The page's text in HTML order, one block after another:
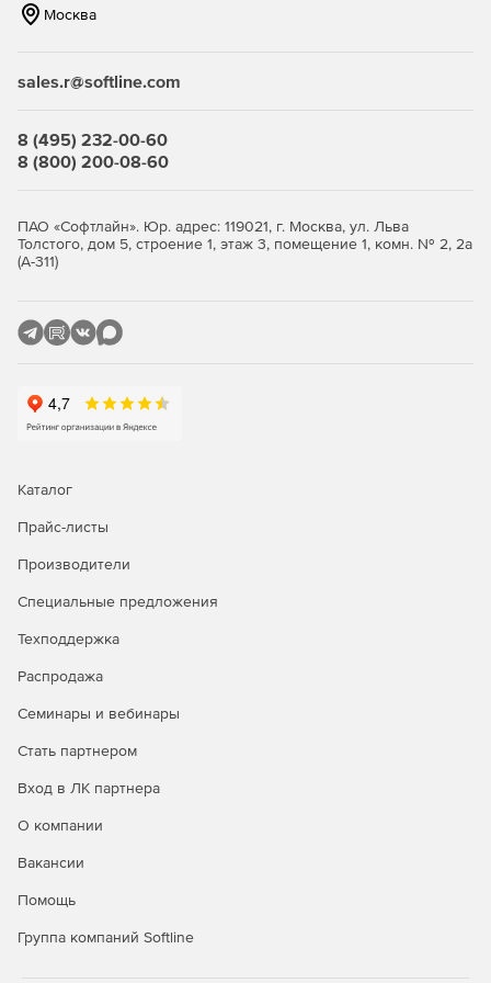
Москва
sales.r@softline.com
8 (495) 232-00-60
8 (800) 200-08-60
ПАО «Софтлайн». Юр. адрес: 119021, г. Москва, ул. Льва
Толстого, дом 5, строение 1, этаж 3, помещение 1, комн. № 2, 2а
(А-311)
Каталог
Прайс-листы
Производители
Специальные предложения
Техподдержка
Распродажа
Семинары и вебинары
Стать партнером
Вход в ЛК партнера
О компании
Вакансии
Помощь
Группа компаний Softline